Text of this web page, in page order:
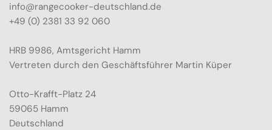
info@rangecooker-deutschland.de
+49 (0) 2381 33 92 060
HRB 9986, Amtsgericht Hamm
Vertreten durch den Geschäftsführer Martin Küper
Otto-Krafft-Platz 24
59065 Hamm
Deutschland